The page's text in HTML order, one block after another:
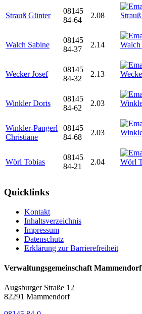
Strauß Günter
08145
84-64
2.08
Walch Sabine
08145
84-37
2.14
Wecker Josef
08145
84-32
2.13
Winkler Doris
08145
84-62
2.03
Winkler-Pangerl
Christiane
08145
84-68
2.03
Wörl Tobias
08145
84-21
2.04
Quicklinks
Kontakt
Inhaltsverzeichnis
Impressum
Datenschutz
Erklärung zur Barrierefreiheit
Verwaltungsgemeinschaft Mammendorf
Augsburger Straße 12
82291 Mammendorf